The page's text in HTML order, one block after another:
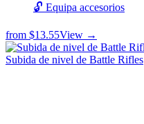
🔓 Equipa accesorios
from $13.55View →
Subida de nivel de Battle Rifles